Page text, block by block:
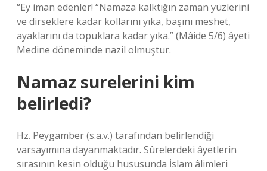
“Ey iman edenler! “Namaza kalktığın zaman yüzlerini
ve dirseklere kadar kollarını yıka, başını meshet,
ayaklarını da topuklara kadar yıka.” (Mâide 5/6) âyeti
Medine döneminde nazil olmuştur.
Namaz surelerini kim
belirledi?
Hz. Peygamber (s.a.v.) tarafından belirlendiği
varsayımına dayanmaktadır. Sûrelerdeki âyetlerin
sırasının kesin olduğu hususunda İslam âlimleri